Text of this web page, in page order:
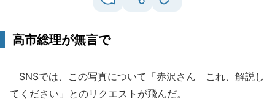
高市総理が無言で
SNSでは、この写真について「赤沢さん これ、解説し
てください」とのリクエストが飛んだ。